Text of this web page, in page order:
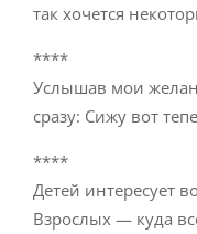
так хочется
****
Услышав мои
сразу: Сижу вот
****
Детей интересует
Взрослых — куда